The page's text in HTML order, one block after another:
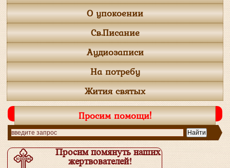
О упокоении
Св.Писание
Аудиозаписи
На потребу
Жития святых
Просим помощи!
Просим помянуть наших
жертвователей!